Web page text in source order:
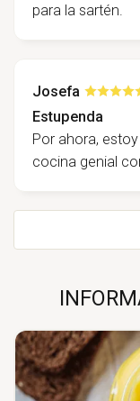
para la sartén.
Josefa
Estupenda
Por ahora,
cocina genial